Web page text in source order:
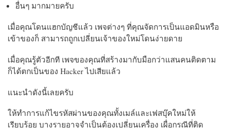
อื่นๆ มากมายครับ
เมื่อคุณโดนแฮกบัญชีแล้ว เพจต่างๆ ที่คุณจัดการเป็นแอดมินหรือ
เข้าของก็ สามารถถูกเปลี่ยนเจ้าของใหม่โดนง่ายดาย
เมื่อคุณรู้ตัวอีกที เพจของคุณที่สร้างมากับมือกว่าแสนคนติดตาม
ก็ได้ตกเป็นของ Hacker ไปเสียแล้ว
แนะนำดังนี้เลยครับ
ให้ทำการแก้ไขรหัสผ่านของคุณทั้งเมล์และเฟสบุ๊คใหม่ให้
เรียบร้อย บางรายอาจจำเป็นต้องเปลี่ยนเครื่อง เผื่อกรณีที่ติด